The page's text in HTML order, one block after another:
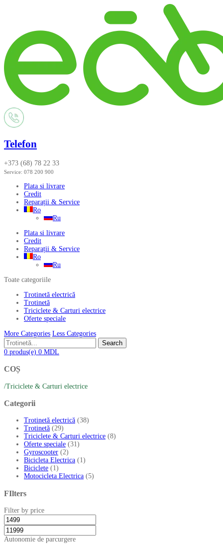
Telefon
+373 (68) 78 22 33
Service: 078 200 900
Plata si livrare
Credit
Reparații & Service
Ro
Ru
Plata si livrare
Credit
Reparații & Service
Ro
Ru
Toate categoriile
Trotinetă electrică
Trotinetă
Triciclete & Carturi electrice
Oferte speciale
More Categories Less Categories
Search
0 produs(e) 0 MDL
COȘ
/Triciclete & Carturi electrice
Categorii
Trotinetă electrică (38)
Trotinetă (29)
Triciclete & Carturi electrice (8)
Oferte speciale (31)
Gyroscooter (2)
Bicicleta Electrica (1)
Biciclete (1)
Motocicleta Electrica (5)
FIlters
Filter by price
Autonomie de parcurgere